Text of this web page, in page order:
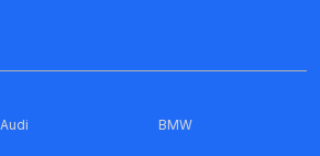
Audi BMW